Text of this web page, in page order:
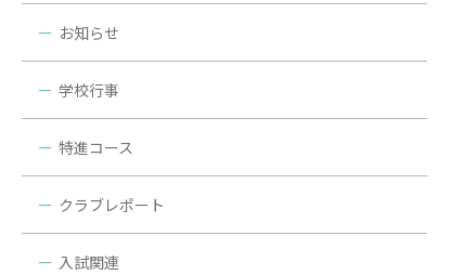
お知らせ
学校行事
特進コース
クラブレポート
入試関連